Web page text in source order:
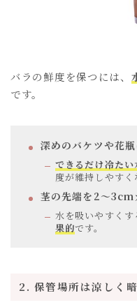
バラの鮮度を保つには、
です。
深めのバケツや花
できるだけ冷たい
度が維持しやすく
茎の先端を2～3cm
水を吸いやすく
果的です。
2. 保管場所は涼しく